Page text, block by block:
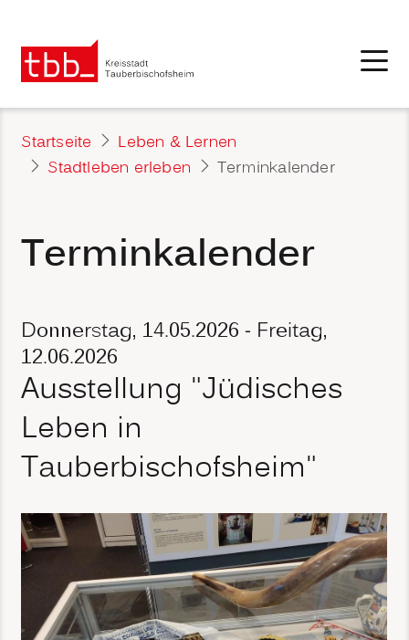
Startseite
Leben & Lernen
Stadtleben erleben
Terminkalender
Terminkalender
Donnerstag, 14.05.2026 - Freitag,
12.06.2026
Ausstellung "Jüdisches
Leben in
Tauberbischofsheim"